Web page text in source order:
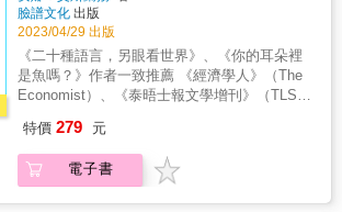
語無倫次講得太糟糕，結果變得「太寬鬆」？
& ‧第一個發現新大陸的人，其實不是哥倫布？ ‧
想在臺灣稱王不容易，第一個條件是八字要夠
重？ ‧被封為馬拉松之父，一場比賽卻足足跑了
半世紀？ ‧克里米亞戰爭，是美國讓俄國遺憾終
身的好生意？ ‧百事可樂公司是軍事強權？任天
堂是成人影片公司？ ‧凡事講究的英國人，為何
戰爭，竟是兔子引發的？ &
最性感的兒歌版稅之爭 你我這一生不知道會唱
多少次，瑪麗蓮･夢露為甘迺迪高歌一曲的〈生
日快樂歌〉，其實本來是要付使用費的？ ．二
次大戰美國本土其實有遭到攻擊 大家都知道偷
襲珍珠港，是二戰時日本最接近美國的一次奇
上野餐的家庭，卻不幸喪命？ ．今日高級食
材，昨日卻寄生下流 十九世紀前的歐美，奴隸
和囚犯曾因為每天只能龍蝦吃到飽，而發生暴
動。殖民政府基於人權考量，還因而規定一週
授 單德興｜中央研究院歐美研究所特聘研究員
楊詠翔｜譯者 廖咸浩｜國立臺灣大學人文社會
高等研究院院長、外國語文學系特聘教授 劉仕
傑｜前外交官、【臺北民主孵化器】創辦人 顏
擇雅｜作家、出版人 ●「溝通於一時，功過在
千秋」的譯者，在語言與文化轉換的鋼索上步
步為營、如履薄冰 人類與歷史的重要轉捩，或
決斷所牽動...... 若非檯面下一支又一支筆譯和
口譯大軍，外交事務很少能進行得一帆風順。
在異文化接觸前緣，要避免衝突， 就得仰賴多
的關鍵譯事
臉譜文化 出版
2023/04/29 出版
《二十種語言，另眼看世界》、《你的耳朵裡
是魚嗎？》作者一致推薦 《經濟學人》（The
Economist）、《泰晤士報文學增刊》（TLS）
限制 既要掌握原文意義，又要呈現精準有效的
譯文 翻譯者在許多「近乎不可能」之間挪騰舞
動，世界也隨之挪騰舞動 他們如何「翻」天覆
特價 279 元
電子書